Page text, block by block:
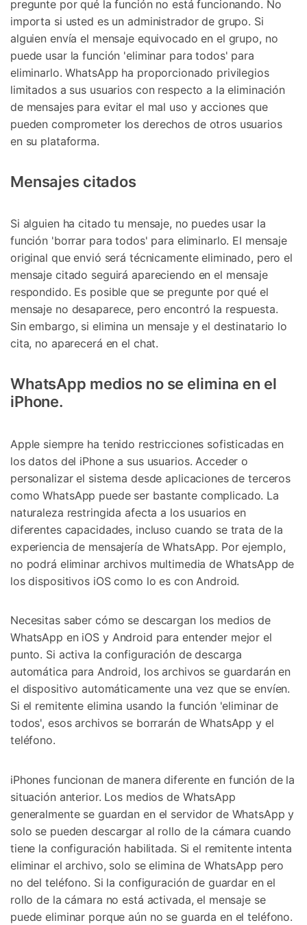
pregunte por qué la función no está funcionando. No
importa si usted es un administrador de grupo. Si
alguien envía el mensaje equivocado en el grupo, no
puede usar la función 'eliminar para todos' para
eliminarlo. WhatsApp ha proporcionado privilegios
limitados a sus usuarios con respecto a la eliminación
de mensajes para evitar el mal uso y acciones que
pueden comprometer los derechos de otros usuarios
en su plataforma.
Mensajes citados
Si alguien ha citado tu mensaje, no puedes usar la
función 'borrar para todos' para eliminarlo. El mensaje
original que envió será técnicamente eliminado, pero el
mensaje citado seguirá apareciendo en el mensaje
respondido. Es posible que se pregunte por qué el
mensaje no desaparece, pero encontró la respuesta.
Sin embargo, si elimina un mensaje y el destinatario lo
cita, no aparecerá en el chat.
WhatsApp medios no se elimina en el
iPhone.
Apple siempre ha tenido restricciones sofisticadas en
los datos del iPhone a sus usuarios. Acceder o
personalizar el sistema desde aplicaciones de terceros
como WhatsApp puede ser bastante complicado. La
naturaleza restringida afecta a los usuarios en
diferentes capacidades, incluso cuando se trata de la
experiencia de mensajería de WhatsApp. Por ejemplo,
no podrá eliminar archivos multimedia de WhatsApp de
los dispositivos iOS como lo es con Android.
Necesitas saber cómo se descargan los medios de
WhatsApp en iOS y Android para entender mejor el
punto. Si activa la configuración de descarga
automática para Android, los archivos se guardarán en
el dispositivo automáticamente una vez que se envíen.
Si el remitente elimina usando la función 'eliminar de
todos', esos archivos se borrarán de WhatsApp y el
teléfono.
iPhones funcionan de manera diferente en función de la
situación anterior. Los medios de WhatsApp
generalmente se guardan en el servidor de WhatsApp y
solo se pueden descargar al rollo de la cámara cuando
tiene la configuración habilitada. Si el remitente intenta
eliminar el archivo, solo se elimina de WhatsApp pero
no del teléfono. Si la configuración de guardar en el
rollo de la cámara no está activada, el mensaje se
puede eliminar porque aún no se guarda en el teléfono.